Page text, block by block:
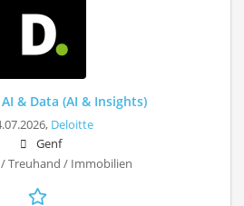
& Data (AI & Insights)
Deloitte
Genf
/ Treuhand / Immobilien